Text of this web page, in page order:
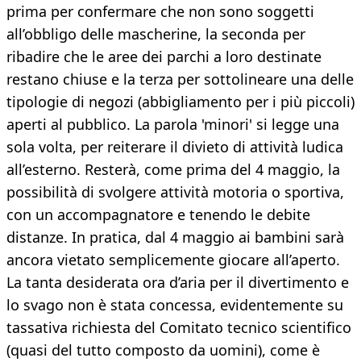
prima per confermare che non sono soggetti
all’obbligo delle mascherine, la seconda per
ribadire che le aree dei parchi a loro destinate
restano chiuse e la terza per sottolineare una delle
tipologie di negozi (abbigliamento per i più piccoli)
aperti al pubblico. La parola 'minori' si legge una
sola volta, per reiterare il divieto di attività ludica
all’esterno. Resterà, come prima del 4 maggio, la
possibilità di svolgere attività motoria o sportiva,
con un accompagnatore e tenendo le debite
distanze. In pratica, dal 4 maggio ai bambini sarà
ancora vietato semplicemente giocare all’aperto.
La tanta desiderata ora d’aria per il divertimento e
lo svago non è stata concessa, evidentemente su
tassativa richiesta del Comitato tecnico scientifico
(quasi del tutto composto da uomini), come è